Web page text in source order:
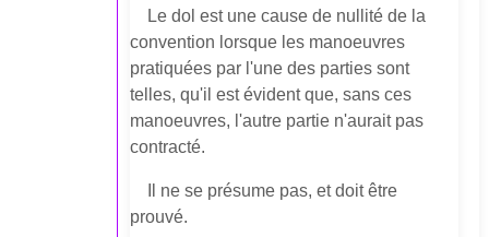
Le dol est une cause de nullité de la
convention lorsque les manoeuvres
pratiquées par l'une des parties sont
telles, qu'il est évident que, sans ces
manoeuvres, l'autre partie n'aurait pas
contracté.
Il ne se présume pas, et doit être
prouvé.